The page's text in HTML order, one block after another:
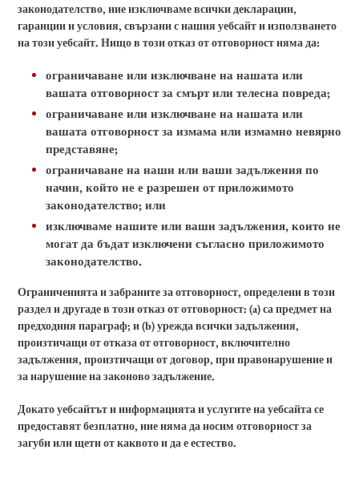
законодателство, ние изключваме всички декларации,
гаранции и условия, свързани с нашия уебсайт и използването
на този уебсайт. Нищо в този отказ от отговорност няма да:
ограничаване или изключване на нашата или
вашата отговорност за смърт или телесна повреда;
ограничаване или изключване на нашата или
вашата отговорност за измама или измамно невярно
представяне;
ограничаване на наши или ваши задължения по
начин, който не е разрешен от приложимото
законодателство; или
изключваме нашите или ваши задължения, които не
могат да бъдат изключени съгласно приложимото
законодателство.
Ограниченията и забраните за отговорност, определени в този
раздел и другаде в този отказ от отговорност: (a) са предмет на
предходния параграф; и (b) урежда всички задължения,
произтичащи от отказа от отговорност, включително
задължения, произтичащи от договор, при правонарушение и
за нарушение на законово задължение.
Докато уебсайтът и информацията и услугите на уебсайта се
предоставят безплатно, ние няма да носим отговорност за
загуби или щети от каквото и да е естество.